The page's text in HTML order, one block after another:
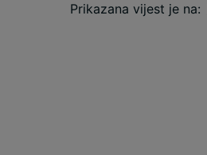
Prikazana vijest je na: